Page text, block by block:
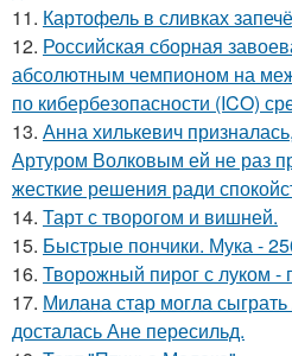
11. Картофель в сливках
12. Российская сборная
абсолютным чемпионом на
по кибербезопасности (ICO)
13. Анна хилькевич
Артуром Волковым ей не раз
жесткие решения ради
14. Тарт с творогом и вишней.
15. Быстрые пончики. Мука -
16. Творожный пирог с луком -
17. Милана стар могла
досталась Ане пересильд.